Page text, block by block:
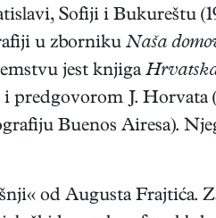
Sofiji i Bukureštu
u zborniku Naša
jest knjiga
predgovorom J. Horvata
Buenos Airesa).
od Augusta Frajtića.